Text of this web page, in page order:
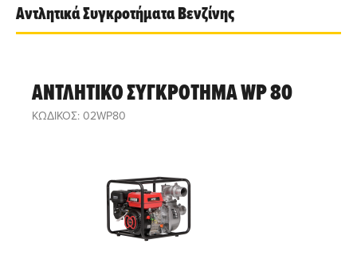
Αντλητικά Συγκροτήματα Βενζίνης
ΑΝΤΛΗΤΙΚΟ ΣΥΓΚΡΟΤΗΜΑ WP 80
ΚΩΔΙΚΟΣ: 02WP80